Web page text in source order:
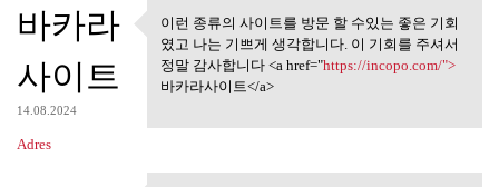
바카라
사이트
14.08.2024
Adres
이런 종류의 사이트를 방문 할 수
있는 좋은 기회 였고
이런 종류의 사이트를 방문 할 수있는 좋은 기회
였고 나는 기쁘게 생각합니다. 이 기회를 주셔서
정말 감사합니다 <a href="https://incopo.com/">
바카라사이트</a>